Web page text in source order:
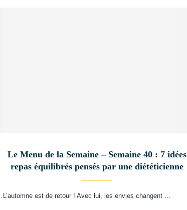
Le Menu de la Semaine – Semaine 40 : 7 idées
repas équilibrés pensés par une diététicienne
L’automne est de retour ! Avec lui, les envies changent …